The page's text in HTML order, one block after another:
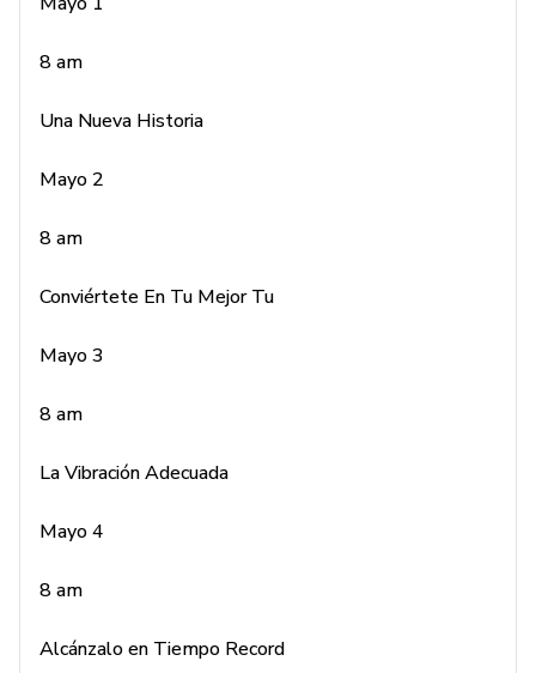
8 am
Conviértete En Tu Mejor Tu
Mayo 3
8 am
La Vibración Adecuada
Mayo 4
8 am
Alcánzalo en Tiempo Record
Mayo 5
8 am
Adiós a lo Discordantes
8 am
Una Nueva Historia
Mayo 2
8 am
Conviértete En Tu Mejor Tu
Mayo 3
8 am
La Vibración Adecuada
Mayo 4
8 am
Alcánzalo en Tiempo Record